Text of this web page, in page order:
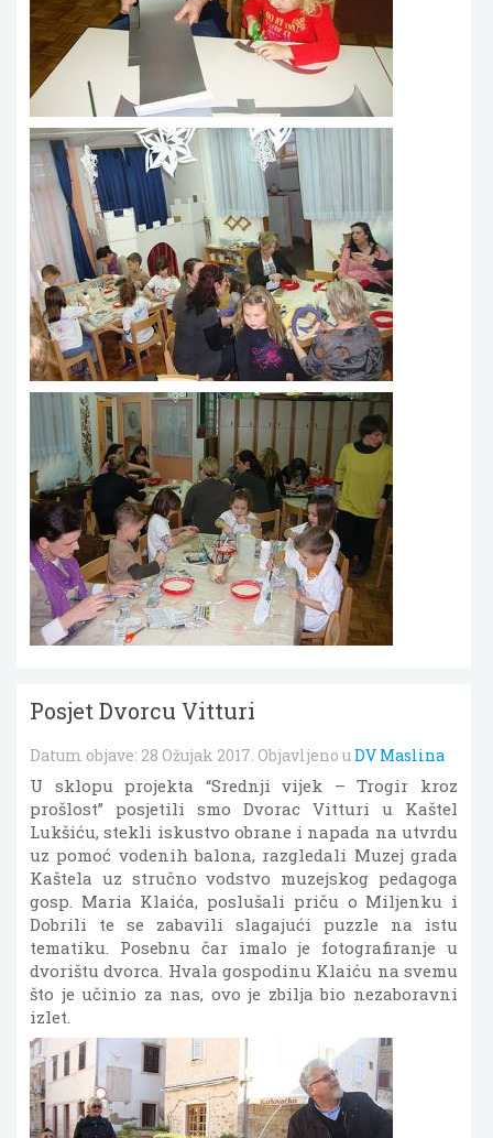
Posjet Dvorcu Vitturi
Datum objave: 28 Ožujak 2017. Objavljeno uDV Maslina
U sklopu projekta “Srednji vijek – Trogir kroz
prošlost” posjetili smo Dvorac Vitturi u Kaštel
Lukšiću, stekli iskustvo obrane i napada na utvrdu
uz pomoć vodenih balona, razgledali Muzej grada
Kaštela uz stručno vodstvo muzejskog pedagoga
gosp. Maria Klaića, poslušali priču o Miljenku i
Dobrili te se zabavili slagajući puzzle na istu
tematiku. Posebnu čar imalo je fotografiranje u
dvorištu dvorca. Hvala gospodinu Klaiću na svemu
što je učinio za nas, ovo je zbilja bio nezaboravni
izlet.